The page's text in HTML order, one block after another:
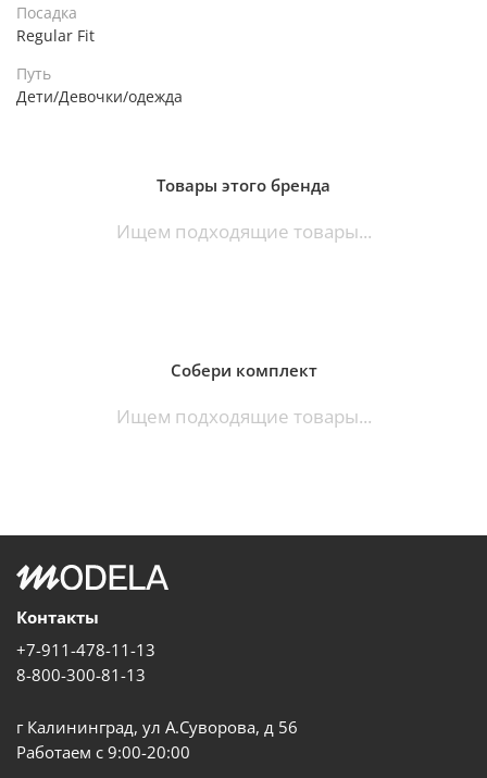
Посадка
Regular Fit
Путь
Дети/Девочки/одежда
Товары этого бренда
Ищем подходящие товары...
Собери комплект
Ищем подходящие товары...
Контакты
+7-911-478-11-13
8-800-300-81-13
г Калининград, ул А.Суворова, д 56
Работаем с 9:00-20:00